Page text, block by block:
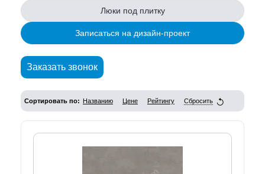
Люки под плитку
Записаться на дизайн-проект
Заказать звонок
Сортировать по: Названию Цене Рейтингу Сбросить